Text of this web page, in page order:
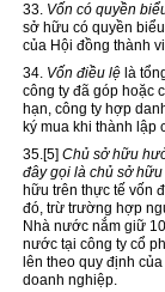
33. Vốn có quyền
sở hữu có quyền
của Hội đồng thành
34. Vốn điều lệ là
công ty đã góp hoặc
hạn, công ty hợp
ký mua khi thành lập
35.[5] Chủ sở hữu
đây gọi là chủ sở
hữu trên thực tế vốn
đó, trừ trường hợp
Nhà nước nắm giữ
nước tại công ty cổ
lên theo quy định
doanh nghiệp.